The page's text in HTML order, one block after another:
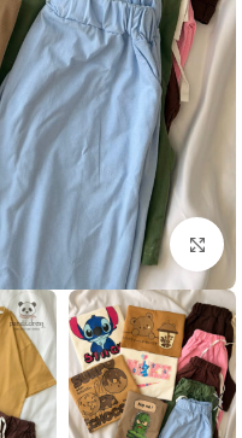
بزرگنمایی تصویر